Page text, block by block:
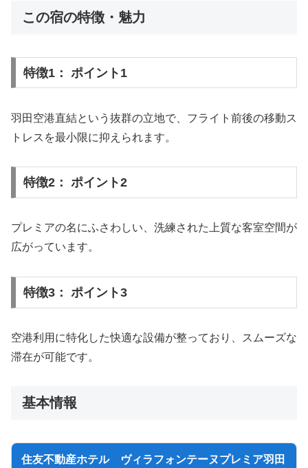
この宿の特徴・魅力
特徴1： ポイント1
羽田空港直結という抜群の立地で、フライト前後の移動ス
トレスを最小限に抑えられます。
特徴2： ポイント2
プレミアの名にふさわしい、洗練された上質な客室空間が
広がっています。
特徴3： ポイント3
空港利用に特化した快適な設備が整っており、スムーズな
滞在が可能です。
基本情報
住友不動産ホテル ヴィラフォンテーヌプレミア羽田